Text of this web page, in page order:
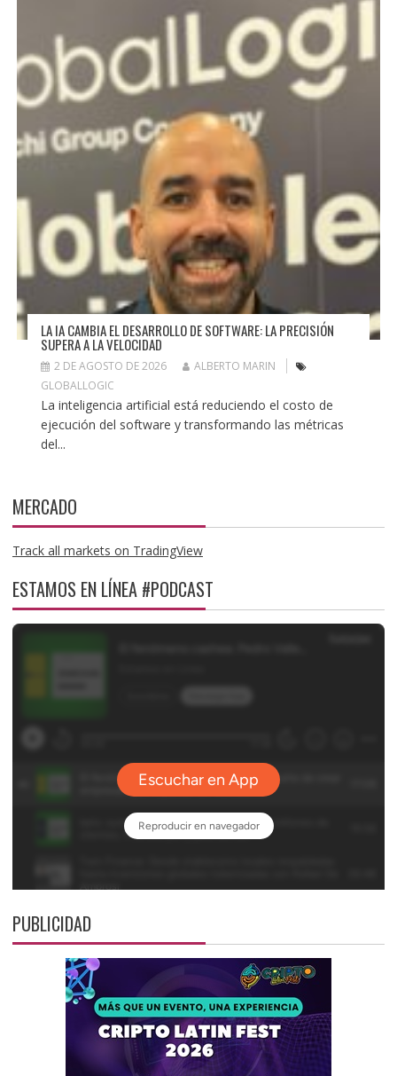
LA IA CAMBIA EL DESARROLLO DE SOFTWARE: LA PRECISIÓN
SUPERA A LA VELOCIDAD
2 DE AGOSTO DE 2026
ALBERTO MARIN
GLOBALLOGIC
La inteligencia artificial está reduciendo el costo de
ejecución del software y transformando las métricas
del...
MERCADO
Track all markets on TradingView
ESTAMOS EN LÍNEA #PODCAST
PUBLICIDAD